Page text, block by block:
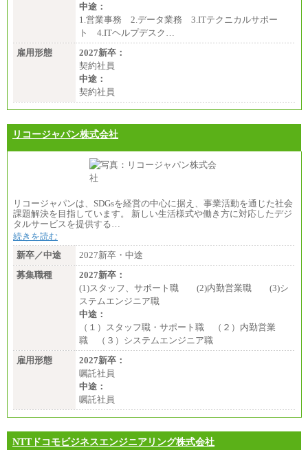
中途：
1.営業事務 2.データ業務 3.ITテクニカルサポー
ト 4.ITヘルプデスク…
雇用形態
2027新卒：
契約社員
中途：
契約社員
リコージャパン株式会社
リコージャパンは、SDGsを経営の中心に据え、事業活動を通じた社会
課題解決を目指しています。 新しい生活様式や働き方に対応したデジ
タルサービスを提供する…
続きを読む
新卒／中途
2027新卒・中途
募集職種
2027新卒：
(1)スタッフ、サポート職 (2)内勤営業職 (3)シ
ステムエンジニア職
中途：
（１）スタッフ職・サポート職 （２）内勤営業
職 （３）システムエンジニア職
雇用形態
2027新卒：
嘱託社員
中途：
嘱託社員
NTTドコモビジネスエンジニアリング株式会社